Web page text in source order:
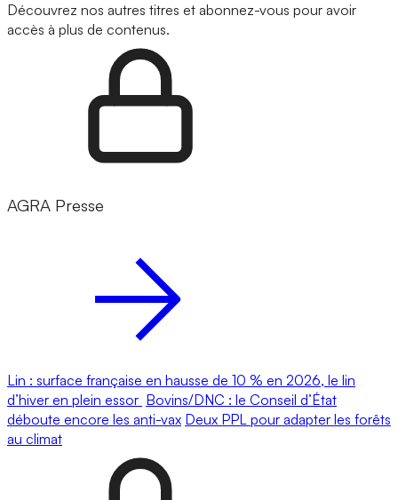
Découvrez nos autres titres et abonnez-vous pour avoir
accès à plus de contenus.
AGRA Presse
Lin : surface française en hausse de 10 % en 2026, le lin
d’hiver en plein essor Bovins/DNC : le Conseil d’État
déboute encore les anti-vax Deux PPL pour adapter les forêts
au climat